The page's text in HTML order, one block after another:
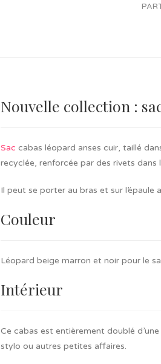
Nouvelle collection :
Sac cabas léopard anses cuir, taillé
recyclée, renforcée par des rivets dans
Il peut se porter au bras et sur
Couleur
Léopard beige marron et noir pour le
Intérieur
Ce cabas est entièrement doublé
stylo ou autres petites affaires.